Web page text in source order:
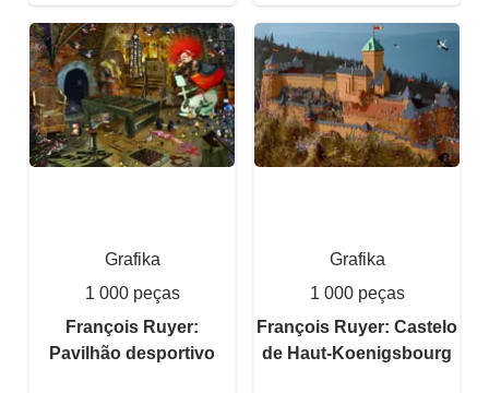
Grafika
1 000 peças
François Ruyer:
Pavilhão desportivo
Grafika
1 000 peças
François Ruyer: Castelo
de Haut-Koenigsbourg